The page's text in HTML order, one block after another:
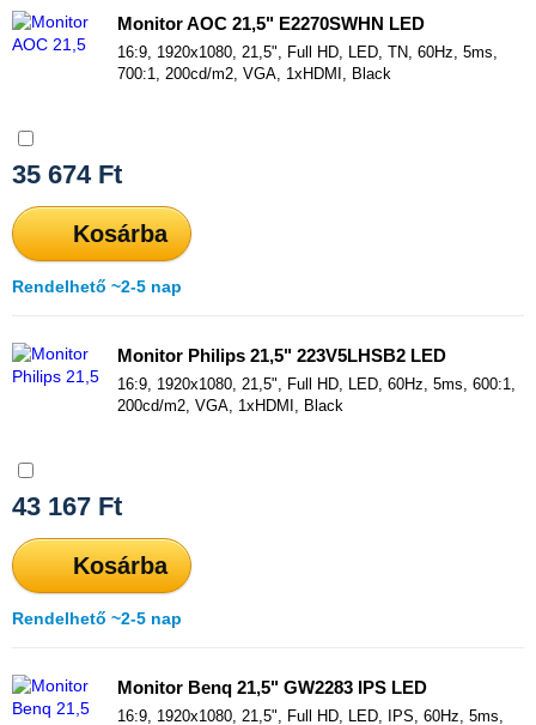
Monitor AOC 21,5" E2270SWHN LED
16:9, 1920x1080, 21,5", Full HD, LED, TN, 60Hz, 5ms,
700:1, 200cd/m2, VGA, 1xHDMI, Black
35 674Ft
Kosárba
Rendelhető ~2-5 nap
Monitor Philips 21,5" 223V5LHSB2 LED
16:9, 1920x1080, 21,5", Full HD, LED, 60Hz, 5ms, 600:1,
200cd/m2, VGA, 1xHDMI, Black
43 167 Ft
Kosárba
Rendelhető ~2-5 nap
Monitor Benq 21,5" GW2283 IPS LED
16:9, 1920x1080, 21,5", Full HD, LED, IPS, 60Hz, 5ms,